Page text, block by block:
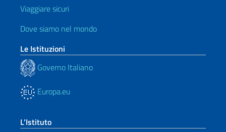
Viaggiare sicuri
Dove siamo nel mondo
Le Istituzioni
Governo Italiano
Europa.eu
L’Istituto